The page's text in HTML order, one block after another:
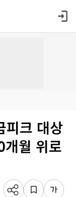
피크 대상
월 위로